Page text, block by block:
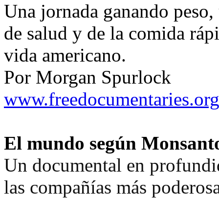
Una jornada ganando
de salud y de la comida
vida americano.
Por Morgan Spurlock
El mundo según
Un documental en
las compañías más